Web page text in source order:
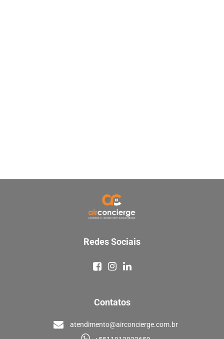
Redes Sociais
Contatos
atendimento@airconcierge.com.br